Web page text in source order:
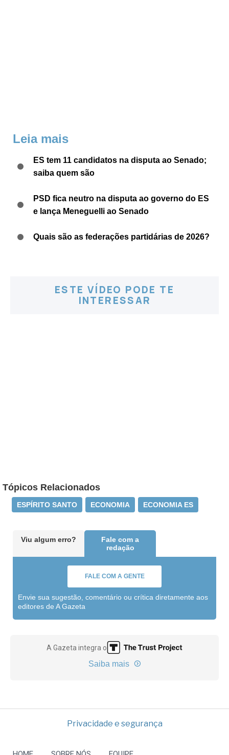
Leia mais
ES tem 11 candidatos na disputa ao Senado;
saiba quem são
PSD fica neutro na disputa ao governo do ES
e lança Meneguelli ao Senado
Quais são as federações partidárias de 2026?
ESTE VÍDEO PODE TE
INTERESSAR
Tópicos Relacionados
ESPÍRITO SANTO ECONOMIA ECONOMIA ES
Viu algum erro?
Fale com a
redação
FALE COM A GENTE
Envie sua sugestão, comentário ou crítica diretamente aos
editores de A Gazeta
A Gazeta integra o
Saiba mais
Privacidade e segurança